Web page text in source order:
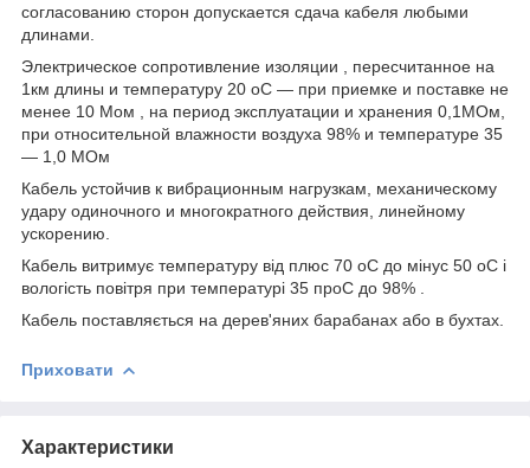
согласованию сторон допускается сдача кабеля любыми
длинами.
Электрическое сопротивление изоляции , пересчитанное на
1км длины и температуру 20 оС ― при приемке и поставке не
менее 10 Мом , на период эксплуатации и хранения 0,1МОм,
при относительной влажности воздуха 98% и температуре 35
― 1,0 МОм
Кабель устойчив к вибрационным нагрузкам, механическому
удару одиночного и многократного действия, линейному
ускорению.
Кабель витримує температуру від плюс 70 оС до мінус 50 оС і
вологість повітря при температурі 35 проС до 98% .
Кабель поставляється на дерев'яних барабанах або в бухтах.
Приховати
Характеристики